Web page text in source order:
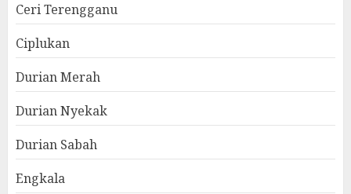
Ceri Terengganu
Ciplukan
Durian Merah
Durian Nyekak
Durian Sabah
Engkala